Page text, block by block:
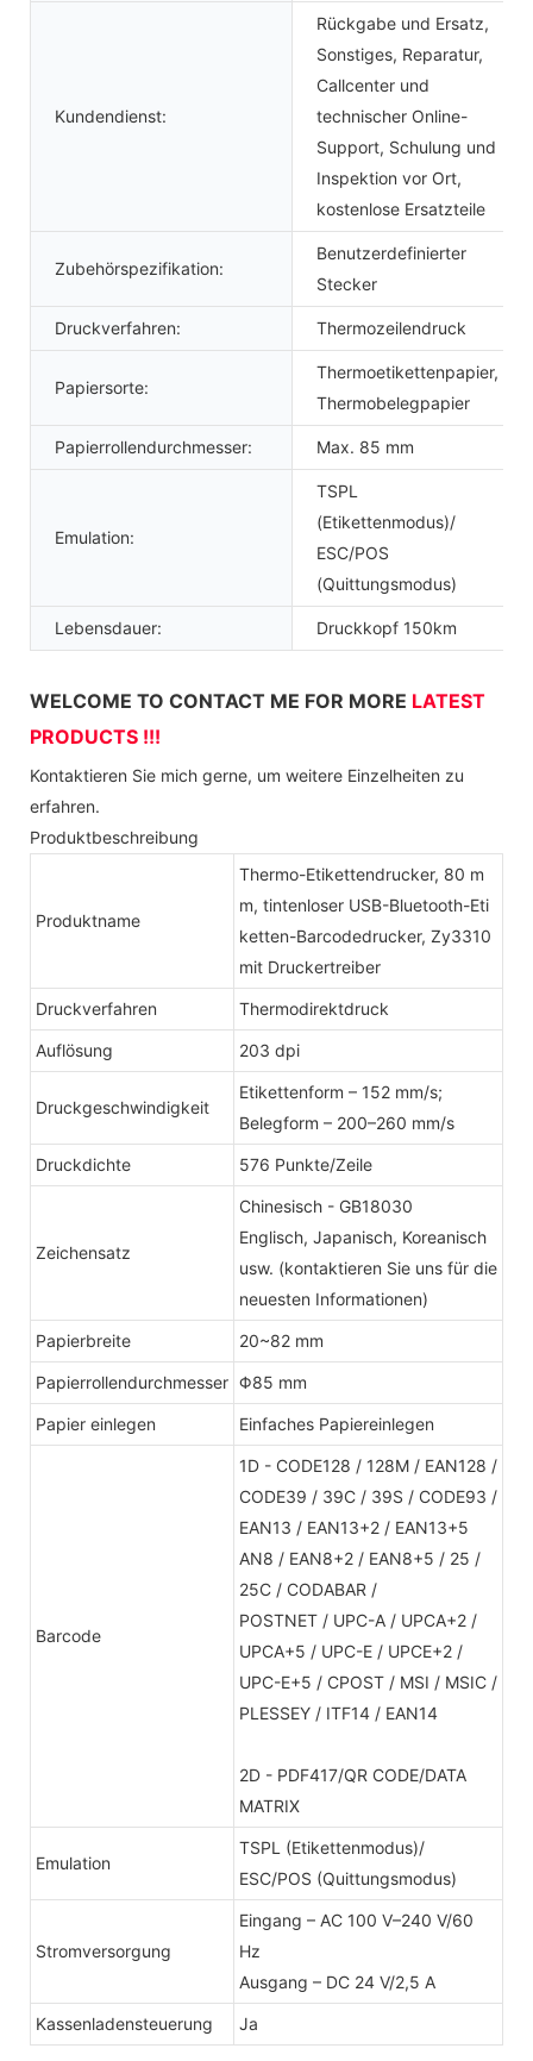
Kundendienst:
Rückgabe und Ersatz,
Sonstiges, Reparatur,
Callcenter und
technischer Online-
Support, Schulung und
Inspektion vor Ort,
kostenlose Ersatzteile
Zubehörspezifikation:
Benutzerdefinierter
Stecker
Druckverfahren: Thermozeilendruck
Papiersorte:
Thermoetikettenpapier,
Thermobelegpapier
Papierrollendurchmesser: Max. 85 mm
Emulation:
TSPL
(Etikettenmodus)/
ESC/POS
(Quittungsmodus)
Lebensdauer: Druckkopf 150km
WELCOME TO CONTACT ME FOR MORE LATEST
PRODUCTS !!!
Kontaktieren Sie mich gerne, um weitere Einzelheiten zu
erfahren.
Produktbeschreibung
Produktname
Thermo-Etikettendrucker, 80 m
m, tintenloser USB-Bluetooth-Eti
ketten-Barcodedrucker, Zy3310
mit Druckertreiber
Druckverfahren Thermodirektdruck
Auflösung 203 dpi
Druckgeschwindigkeit
Etikettenform – 152 mm/s;
Belegform – 200–260 mm/s
Druckdichte 576 Punkte/Zeile
Zeichensatz
Chinesisch - GB18030
Englisch, Japanisch, Koreanisch
usw. (kontaktieren Sie uns für die
neuesten Informationen)
Papierbreite 20~82 mm
Papierrollendurchmesser Φ85 mm
Papier einlegen Einfaches Papiereinlegen
Barcode
1D - CODE128 / 128M / EAN128 /
CODE39 / 39C / 39S / CODE93 /
EAN13 / EAN13+2 / EAN13+5
AN8 / EAN8+2 / EAN8+5 / 25 /
25C / CODABAR /
POSTNET / UPC-A / UPCA+2 /
UPCA+5 / UPC-E / UPCE+2 /
UPC-E+5 / CPOST / MSI / MSIC /
PLESSEY / ITF14 / EAN14
2D - PDF417/QR CODE/DATA
MATRIX
Emulation
TSPL (Etikettenmodus)/
ESC/POS (Quittungsmodus)
Stromversorgung
Eingang – AC 100 V–240 V/60
Hz
Ausgang – DC 24 V/2,5 A
Kassenladensteuerung Ja